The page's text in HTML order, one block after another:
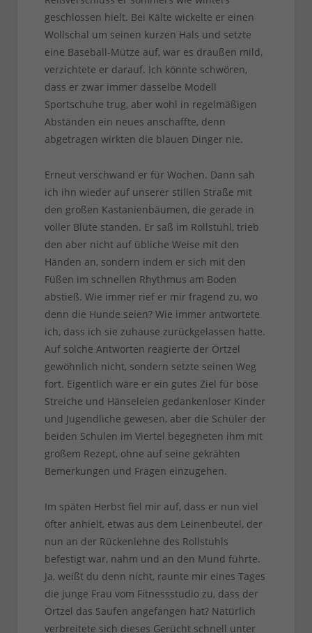
geschlossen hielt. Bei Kälte wickelte er einen
Wollschal um seinen kurzen Hals und setzte
eine Baseball-Mütze auf, war es draußen mild,
verzichtete er darauf. Ich könnte schwören,
dass er zwar immer dasselbe Modell
Sportschuhe trug, aber wohl in regelmäßigen
Abständen ein neues anschaffte, denn
abgetragen wirkten die blauen Dinger nie.
Erneut verschwand er für Wochen. Dann sah
ich ihn wieder auf unserer stillen Straße mit
den großen Kastanienbäumen, die gerade in
voller Blüte standen. Er saß im Rollstuhl, trieb
den aber nicht auf übliche Weise mit den
Händen an, sondern indem er sich mit den
Füßen im schnellen Rhythmus am Boden
abstieß. Wie immer rief er mir fragend zu, wo
denn die Hunde seien? Wie immer antwortete
ich, dass ich sie zuhause zurückgelassen hatte.
Auf solche Antworten reagierte der Örtzel
gewöhnlich nicht, sondern setzte seinen Weg
fort. Eigentlich wäre er ein gutes Ziel für böse
Streiche und Hänseleien gedankenloser Kinder
und Jugendliche gewesen, aber die Schüler der
beiden Schulen im Viertel begegneten ihm mit
großem Rezept, ohne auf seine gekrähten
Bemerkungen und Fragen einzugehen.
Im späten Herbst fiel mir auf, dass er nun viel
öfter anhielt, etwas aus dem Leinenbeutel, der
nun an der Rückenlehne des Rollstuhls
befestigt war, nahm und an den Mund führte.
Ja, weißt du denn nicht, raunte mir eines Tages
die junge Frau vom Fitnessstudio zu, dass der
Örtzel das Saufen angefangen hat? Natürlich
verbreitete sich dieses Gerücht schnell unter